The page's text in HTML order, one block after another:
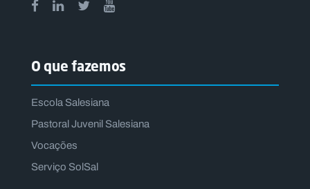
O que fazemos
Escola Salesiana
Pastoral Juvenil Salesiana
Vocações
Serviço SolSal